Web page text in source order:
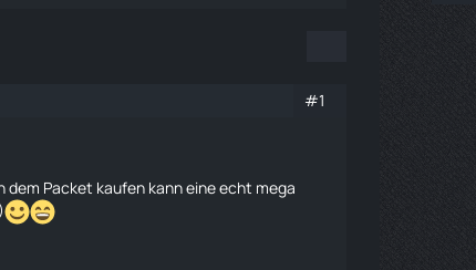
#1
dem Packet kaufen kann eine echt mega